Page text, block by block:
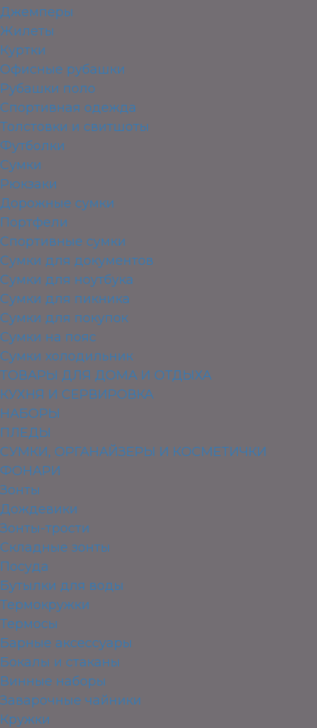
Джемперы
Жилеты
Куртки
Офисные рубашки
Рубашки поло
Спортивная одежда
Толстовки и свитшоты
Футболки
Сумки
Рюкзаки
Дорожные сумки
Портфели
Спортивные сумки
Сумки для документов
Сумки для ноутбука
Сумки для пикника
Сумки для покупок
Сумки на пояс
Сумки холодильник
ТОВАРЫ ДЛЯ ДОМА И ОТДЫХА
КУХНЯ И СЕРВИРОВКА
НАБОРЫ
ПЛЕДЫ
СУМКИ, ОРГАНАЙЗЕРЫ И КОСМЕТИЧКИ
ФОНАРИ
Зонты
Дождевики
Зонты-трости
Складные зонты
Посуда
Бутылки для воды
Термокружки
Термосы
Барные аксессуары
Бокалы и стаканы
Винные наборы
Заварочные чайники
Кружки